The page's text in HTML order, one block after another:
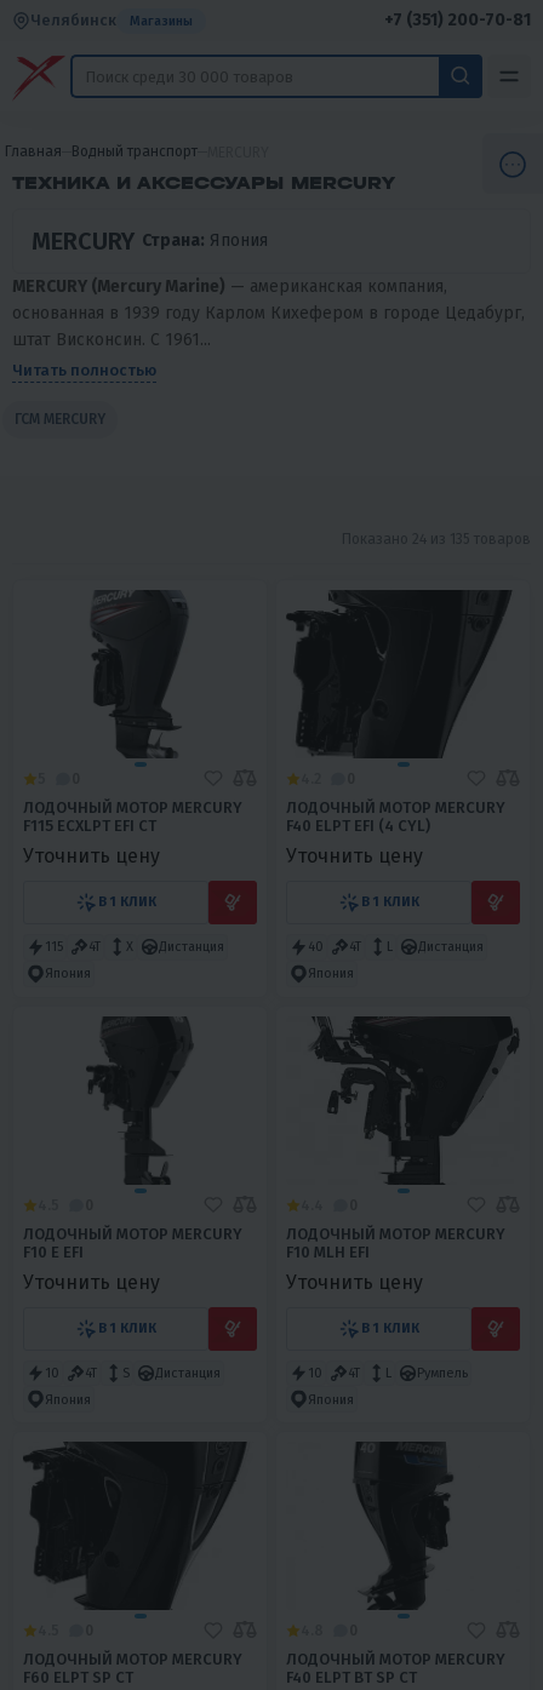
Челябинск Магазины +7 (351) 200-70-81
Главная Водный транспорт
ТЕХНИКА И АКСЕССУАРЫ MERCURY
MERCURY Страна: Япония
MERCURY (Mercury Marine) — американская компания,
основанная в 1939 году Карлом Кихефером в городе Цедабург,
штат Висконсин. С 1961...
Читать полностью
ГСМ MERCURY
ЛОДОЧНЫЙ МОТОР MERCURY
F115 ECXLPT EFI CT
Уточнить цену
В 1 КЛИК
115 4T X
Дистанция
Япония
ЛОДОЧНЫЙ МОТОР MERCURY
F40 ELPT EFI (4 CYL)
Уточнить цену
В 1 КЛИК
40 4T L
Дистанция
Япония
ЛОДОЧНЫЙ МОТОР MERCURY
F10 E EFI
Уточнить цену
В 1 КЛИК
10 4T S
Дистанция
Япония
ЛОДОЧНЫЙ МОТОР MERCURY
F10 MLH EFI
Уточнить цену
В 1 КЛИК
10 4T L
Румпель
Япония
ЛОДОЧНЫЙ МОТОР MERCURY
F60 ELPT SP CT
ЛОДОЧНЫЙ МОТОР MERCURY
F40 ELPT BT SP CT